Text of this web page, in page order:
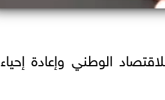
الوطني وإعادة إحياء